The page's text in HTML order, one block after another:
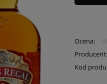
Ocena:
Producent:
Kod